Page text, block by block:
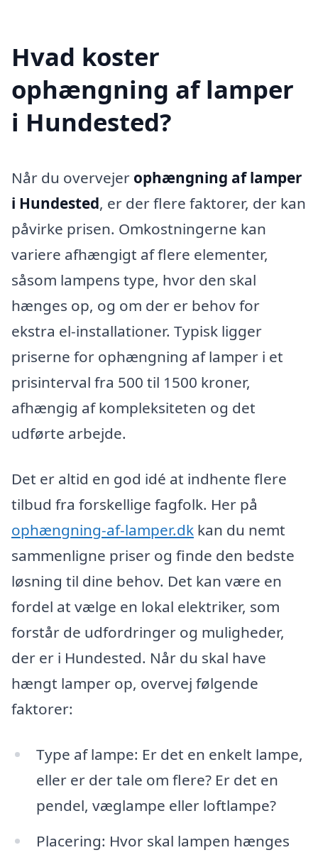
Hvad koster
ophængning af lamper
i Hundested?
Når du overvejer ophængning af lamper
i Hundested, er der flere faktorer, der kan
påvirke prisen. Omkostningerne kan
variere afhængigt af flere elementer,
såsom lampens type, hvor den skal
hænges op, og om der er behov for
ekstra el-installationer. Typisk ligger
priserne for ophængning af lamper i et
prisinterval fra 500 til 1500 kroner,
afhængig af kompleksiteten og det
udførte arbejde.
Det er altid en god idé at indhente flere
tilbud fra forskellige fagfolk. Her på
ophængning-af-lamper.dk kan du nemt
sammenligne priser og finde den bedste
løsning til dine behov. Det kan være en
fordel at vælge en lokal elektriker, som
forstår de udfordringer og muligheder,
der er i Hundested. Når du skal have
hængt lamper op, overvej følgende
faktorer:
Type af lampe: Er det en enkelt lampe,
eller er der tale om flere? Er det en
pendel, væglampe eller loftlampe?
Placering: Hvor skal lampen hænges